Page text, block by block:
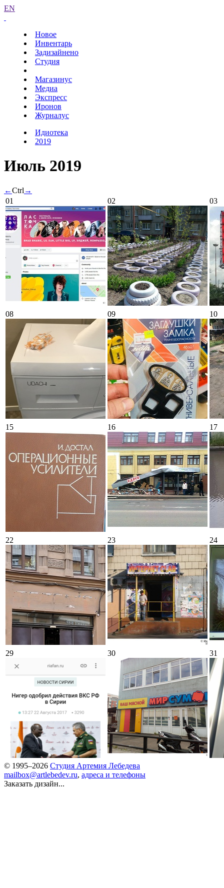
EN
Новое
Инвентарь
Задизайнено
Студия
Магазинус
Медиа
Экспресс
Иронов
Журналус
Идиотека
2019
Июль 2019
←Ctrl →
01
02 03
08 09 10
15 16 17
22 23 24
29 30 31
© 1995–2026 Студия Артемия Лебедева
mailbox@artlebedev.ru, адреса и телефоны
Заказать дизайн...